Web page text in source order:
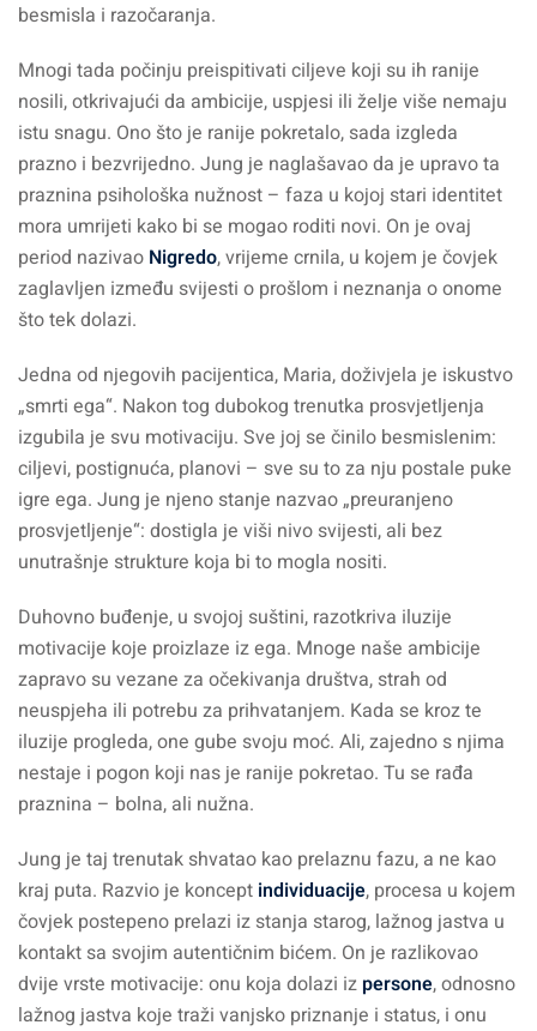
besmisla i razočaranja.
Mnogi tada počinju preispitivati ciljeve koji su ih ranije
nosili, otkrivajući da ambicije, uspjesi ili želje više nemaju
istu snagu. Ono što je ranije pokretalo, sada izgleda
prazno i bezvrijedno. Jung je naglašavao da je upravo ta
praznina psihološka nužnost – faza u kojoj stari identitet
mora umrijeti kako bi se mogao roditi novi. On je ovaj
period nazivao Nigredo, vrijeme crnila, u kojem je čovjek
zaglavljen između svijesti o prošlom i neznanja o onome
što tek dolazi.
Jedna od njegovih pacijentica, Maria, doživjela je iskustvo
„smrti ega“. Nakon tog dubokog trenutka prosvjetljenja
izgubila je svu motivaciju. Sve joj se činilo besmislenim:
ciljevi, postignuća, planovi – sve su to za nju postale puke
igre ega. Jung je njeno stanje nazvao „preuranjeno
prosvjetljenje“: dostigla je viši nivo svijesti, ali bez
unutrašnje strukture koja bi to mogla nositi.
Duhovno buđenje, u svojoj suštini, razotkriva iluzije
motivacije koje proizlaze iz ega. Mnoge naše ambicije
zapravo su vezane za očekivanja društva, strah od
neuspjeha ili potrebu za prihvatanjem. Kada se kroz te
iluzije progleda, one gube svoju moć. Ali, zajedno s njima
nestaje i pogon koji nas je ranije pokretao. Tu se rađa
praznina – bolna, ali nužna.
Jung je taj trenutak shvatao kao prelaznu fazu, a ne kao
kraj puta. Razvio je koncept individuacije, procesa u kojem
čovjek postepeno prelazi iz stanja starog, lažnog jastva u
kontakt sa svojim autentičnim bićem. On je razlikovao
dvije vrste motivacije: onu koja dolazi iz persone, odnosno
lažnog jastva koje traži vanjsko priznanje i status, i onu